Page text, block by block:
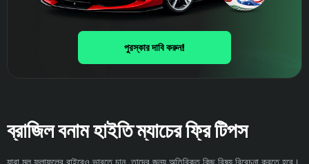
পুরস্কার দাবি করুন!
ব্রাজিল বনাম হাইতি ম্যাচের ফ্রি টিপস